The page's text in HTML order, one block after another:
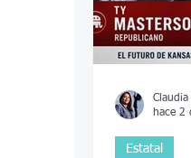
Estatal
Claudia
hace 2